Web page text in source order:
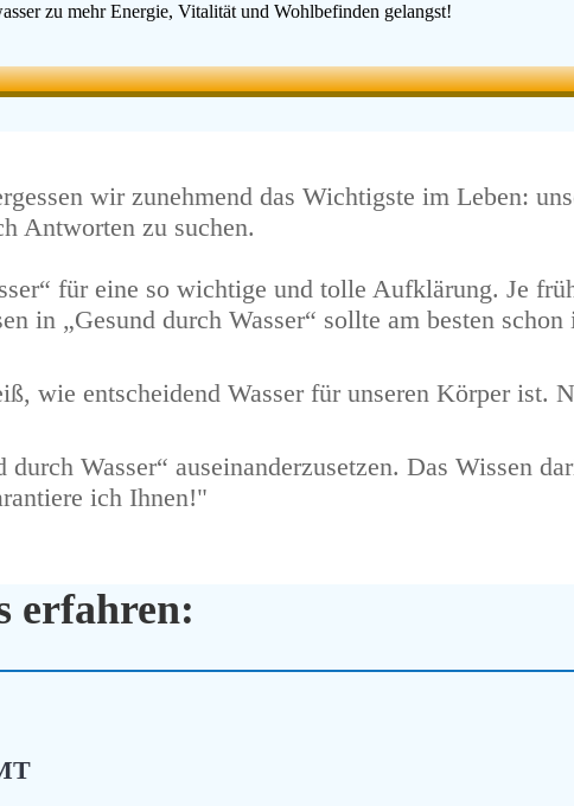
zu mehr Energie, Vitalität und Wohlbefinden gelangst!
wir zunehmend das Wichtigste im Leben:
Antworten zu suchen.
für eine so wichtige und tolle Aufklärung. Je
in „Gesund durch Wasser“ sollte am besten
wie entscheidend Wasser für unseren Körper ist.
Wasser“ auseinanderzusetzen. Das Wissen
ich Ihnen!"
erfahren: